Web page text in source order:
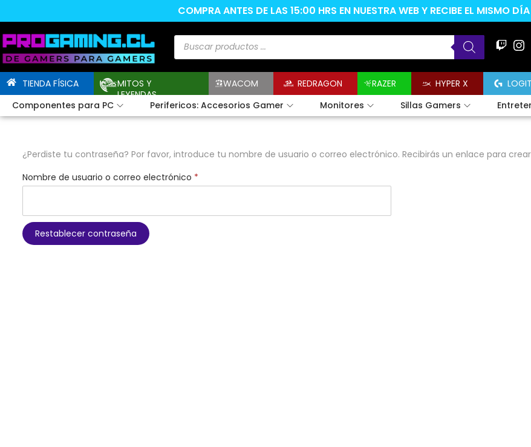
COMPRA ANTES DE LAS 15:00 HRS EN NUESTRA WEB Y RECIBE EL MISMO
TIENDA FÍSICA
MITOS Y
LEYENDAS
WACOM REDRAGON RAZER HYPER X
Componentes para PC
Perifericos: Accesorios Gamer Monitores Sillas Gamers
¿Perdiste tu contraseña? Por favor, introduce tu nombre de usuario o correo electrónico. Recibirás un enlace para
Nombre de usuario o correo electrónico *
Restablecer contraseña